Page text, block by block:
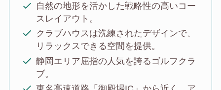
自然の地形を活かした戦略性の高いコー
スレイアウト。
クラブハウスは洗練されたデザインで、
リラックスできる空間を提供。
静岡エリア屈指の人気を誇るゴルフクラ
ブ。